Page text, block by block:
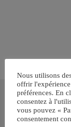
Inscrivez-
recevoir
Vous voulez
Nous utilisons
offrir
préférences. En
consentez à
vous pouvez «
consentement